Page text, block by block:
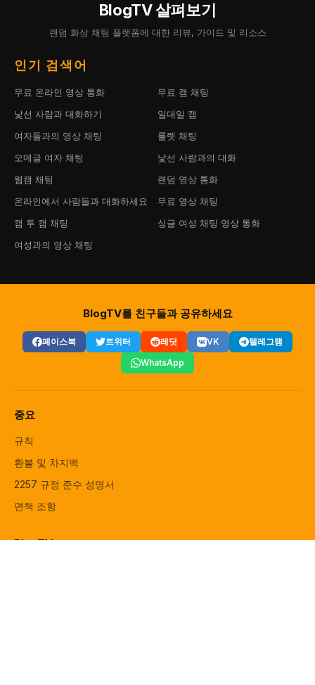
BlogTV 살펴보기
랜덤 화상 채팅 플랫폼에 대한 리뷰, 가이드 및 리소스
인기 검색어
무료 온라인 영상 통화 무료 캠 채팅
낯선 사람과 대화하기 일대일 캠
여자들과의 영상 채팅 룰렛 채팅
오메글 여자 채팅 낯선 사람과의 대화
웹캠 채팅 랜덤 영상 통화
온라인에서 사람들과 대화하세요 무료 영상 채팅
캠 투 캠 채팅 싱글 여성 채팅 영상 통화
여성과의 영상 채팅
BlogTV를 친구들과 공유하세요
페이스북 트위터 레딧 VK
텔레그램
WhatsApp
중요
규칙
환불 및 차지백
2257 규정 준수 성명서
면책 조항
BlogTV